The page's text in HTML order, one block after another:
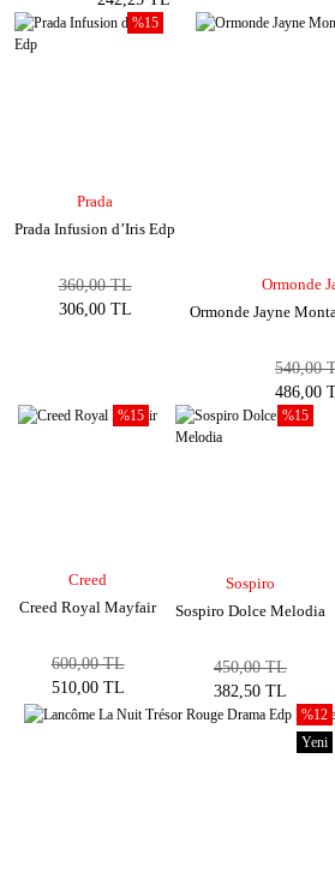
%15
Prada
Prada Infusion d’Iris Edp
360,00 TL
306,00 TL
Ormonde
Ormonde Jayne
540,00
486,00
%15
Creed
Creed Royal Mayfair
600,00 TL
510,00 TL
%15
Sospiro
Sospiro Dolce Melodia
450,00 TL
382,50 TL
%12
Yeni